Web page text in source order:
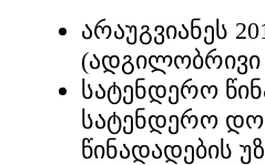
არაუგვიანეს
სატენდერო
სატენდერო
წინადადების